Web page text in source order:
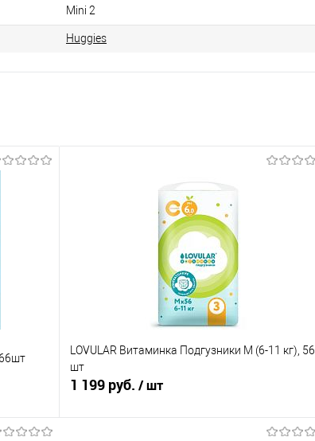
Mini 2
Huggies
LOVULAR Витаминка Подгузники M (6-11 кг), 56
шт
1 199 руб. / шт